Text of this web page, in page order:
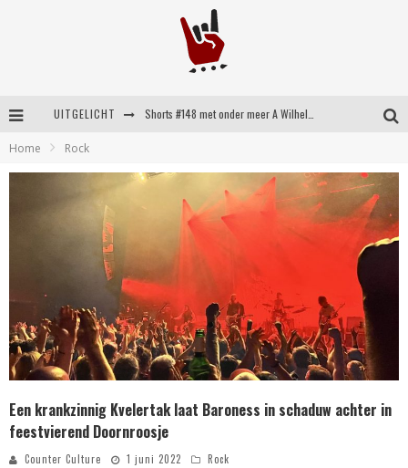
UITGELICHT
Shorts #149 met onder meer No Cure, Eva Under Fire, The Hu en Sleeping With Sirens
Home Rock
Een krankzinnig Kvelertak laat Baroness in schaduw achter in
feestvierend Doornroosje
Counter Culture 1 juni 2022 Rock